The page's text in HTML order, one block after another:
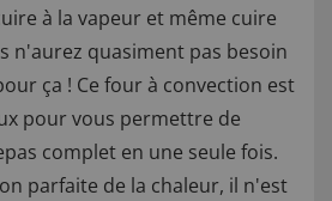
à la vapeur et même cuire
n'aurez quasiment pas besoin
ça ! Ce four à convection est
pour vous permettre de
complet en une seule fois.
parfaite de la chaleur, il n'est